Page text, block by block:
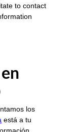
to contact
los
está a tu